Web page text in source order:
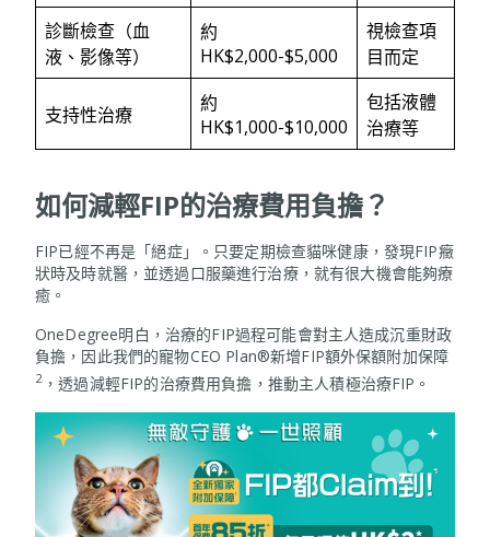
診斷檢查（血
液、影像等）
約
HK$2,000-$5,000
視檢查項
目而定
支持性治療
約
HK$1,000-$10,000
包括液體
治療等
如何減輕FIP的治療費用負擔？
FIP已經不再是「絕症」。只要定期檢查貓咪健康，發現FIP癥
狀時及時就醫，並透過口服藥進行治療，就有很大機會能夠療
癒。
OneDegree明白，治療的FIP過程可能會對主人造成沉重財政
負擔，因此我們的寵物CEO Plan®新增FIP額外保額附加保障
2 ，透過減輕FIP的治療費用負擔，推動主人積極治療FIP。